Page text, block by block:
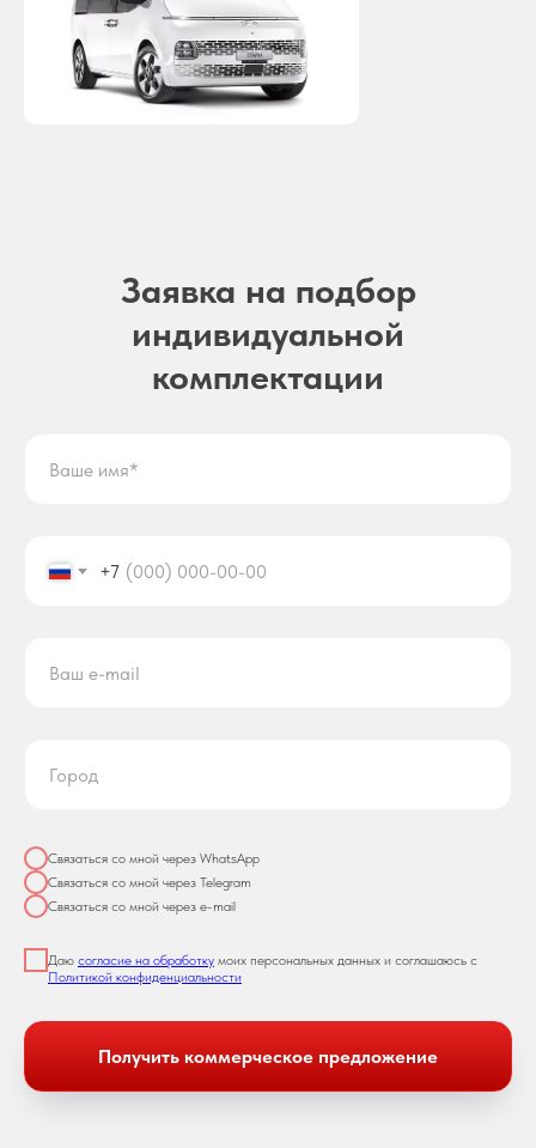
Заявка на подбор
индивидуальной
комплектации
+7
Связаться со мной через WhatsApp
Связаться со мной через Telegram
Связаться со мной через e-mail
Даю согласие на обработку моих персональных данных и соглашаюсь с
Политикой конфиденциальности
Получить коммерческое предложение